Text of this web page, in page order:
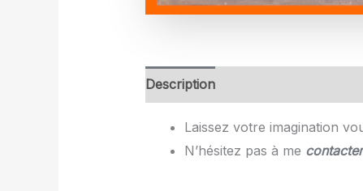
Description
Laissez votre imagination
N’hésitez pas à me contacter